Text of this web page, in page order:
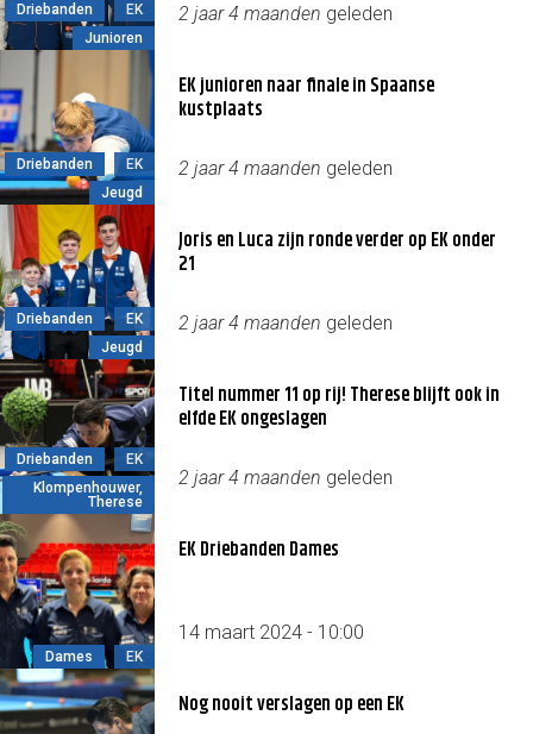
Driebanden
EK
Junioren
2 jaar 4 maanden geleden
Driebanden
EK
Jeugd
EK junioren naar finale in Spaanse
kustplaats
2 jaar 4 maanden geleden
Driebanden
EK
Jeugd
Joris en Luca zijn ronde verder op EK onder
21
2 jaar 4 maanden geleden
Driebanden
EK
Klompenhouwer,
Therese
Titel nummer 11 op rij! Therese blijft ook in
elfde EK ongeslagen
2 jaar 4 maanden geleden
Dames EK
EK Driebanden Dames
14 maart 2024 - 10:00
Nog nooit verslagen op een EK